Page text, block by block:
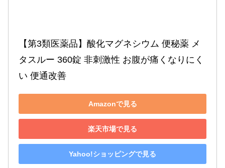
【第3類医薬品】酸化マグネシウム 便秘薬 メ
タスルー 360錠 非刺激性 お腹が痛くなりにく
い 便通改善
Amazonで見る
楽天市場で見る
Yahoo!ショッピングで見る